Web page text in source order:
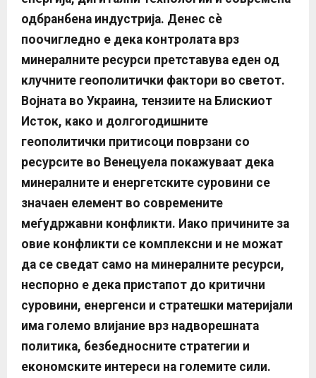
одбранбена индустрија. Денес сè
поочигледно е дека контролата врз
минералните ресурси претставува еден од
клучните геополитички фактори во светот.
Војната во Украина, тензиите на Блискиот
Исток, како и долгогодишните
геополитички притисоци поврзани со
ресурсите во Венецуела покажуваат дека
минералните и енергетските суровини се
значаен елемент во современите
меѓудржавни конфликти. Иако причините за
овие конфликти се комплексни и не можат
да се сведат само на минералните ресурси,
неспорно е дека пристапот до критични
суровини, енергенси и стратешки материјали
има големо влијание врз надворешната
политика, безбедносните стратегии и
економските интереси на големите сили.